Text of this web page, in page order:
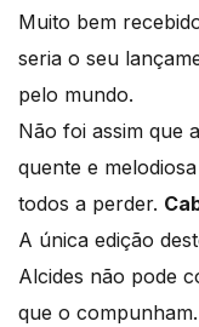
Muito bem
seria o seu
pelo mundo.
Não foi assim que
quente e
todos a perder.
A única edição
Alcides não pode
que o compunham.